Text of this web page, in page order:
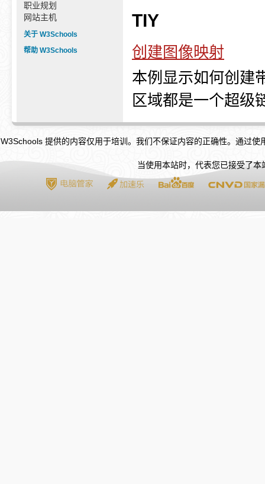
职业规划
网站主机
关于 W3Schools
帮助 W3Schools
TIY
创建图像映射
本例显示如何创建
区域都是一个超级
W3Schools 提供的内容仅用于培训。我们不保证内容的正确性。通过
当使用本站时，代表您已接受了本